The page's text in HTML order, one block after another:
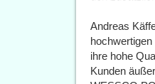
Andreas
ihre hohe
Kunden